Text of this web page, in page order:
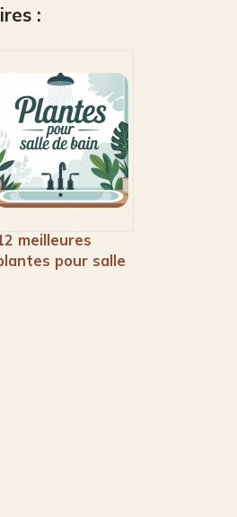
:
meilleures
pour salle